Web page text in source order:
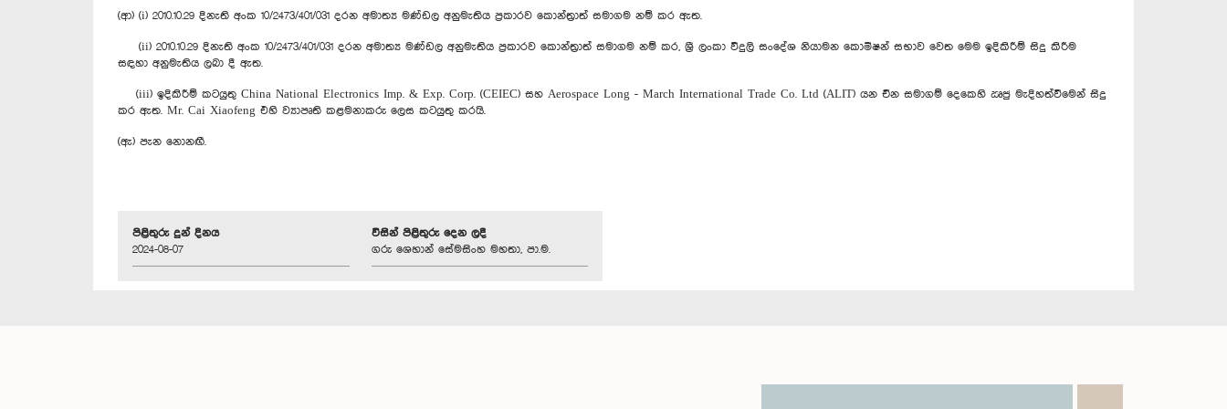
(ආ) (i) 2010.10.29 දිනැති අංක 10/2473/401/031 දරන අමාත්‍ය මණ්ඩල අනුමැතිය ප්‍රකාරව කොන්ත්‍රාත් සමාගම නම් කර ඇත.
(ii) 2010.10.29 දිනැති අංක 10/2473/401/031 දරන අමාත්‍ය මණ්ඩල අනුමැතිය ප්‍රකාරව කොන්ත්‍රාත් සමාගම නම් කර, ශ්‍රී ලංකා විදුලි සංදේශ නියාමන කොමිෂන් සභාව වෙත මෙම ඉදිකිරීම් සිදු කිරීම
සඳහා අනුමැතිය ලබා දී ඇත.
(iii) ඉදිකිරීම් කටයුතු China National Electronics Imp. & Exp. Corp. (CEIEC) සහ Aerospace Long - March International Trade Co. Ltd (ALIT) යන චීන සමාගම් දෙකෙහි ඍජු මැදිහත්වීමෙන් සිදු
කර ඇත. Mr. Cai Xiaofeng එහි ව්‍යාපෘති කළමනාකරු ලෙස කටයුතු කරයි.
(ඇ) පැන නොනඟී.
පිළිතුරු දුන් දිනය
2024-08-07
විසින් පිළිතුරු දෙන ලදී
ගරු ශෙහාන් සේමසිංහ මහතා, පා.ම.